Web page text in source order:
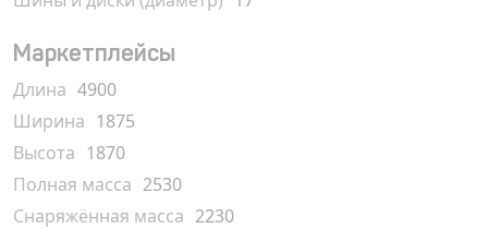
Маркетплейсы
Длина 4900
Ширина 1875
Высота 1870
Полная масса 2530
Снаряжённая масса 2230